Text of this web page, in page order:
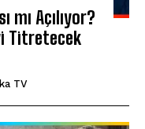
mı Açılıyor?
Titretecek
TV